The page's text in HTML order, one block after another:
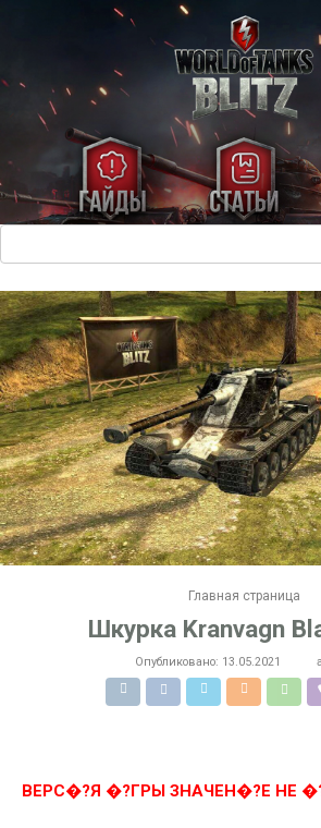
Главная страница
Шкурка Kranvagn
Опубликовано: 13.05.2021
ВЕРС�?Я �?ГРЫ ЗНАЧЕН�?Е НЕ